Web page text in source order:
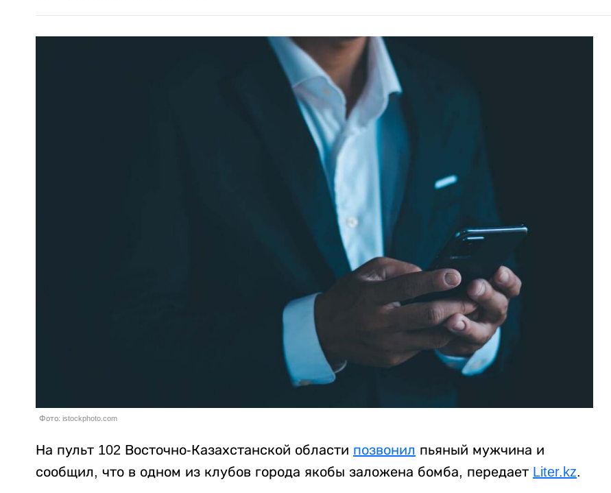
Фото: istockphoto.com
На пульт 102 Восточно-Казахстанской области позвонил пьяный мужчина и
сообщил, что в одном из клубов города якобы заложена бомба, передает Liter.kz.